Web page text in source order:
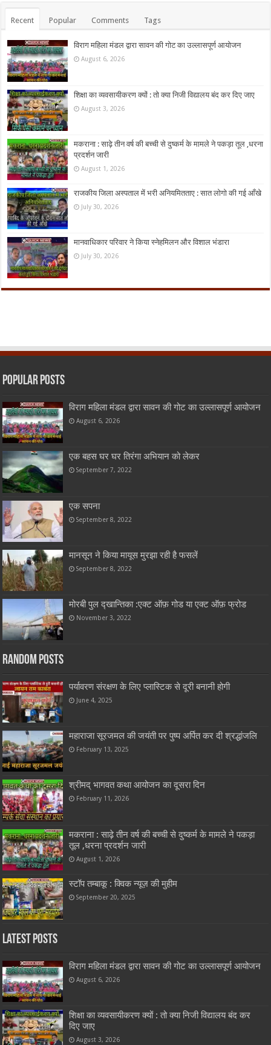
Recent Popular Comments Tags
विराग महिला मंडल द्वारा सावन की गोट का उल्लासपूर्ण आयोजन
August 6, 2026
शिक्षा का व्यवसायीकरण क्यों : तो क्या निजी विद्यालय बंद कर दिए जाए
August 3, 2026
मकराना : साढ़े तीन वर्ष की बच्ची से दुष्कर्म के मामले ने पकड़ा तूल ,धरना
प्रदर्शन जारी
August 1, 2026
राजकीय जिला अस्पताल में भरी अनियमितताए : सात लोगो की गई आँखे
July 30, 2026
मानवाधिकार परिवार ने किया स्नेहमिलन और विशाल भंडारा
July 30, 2026
Popular Posts
विराग महिला मंडल द्वारा सावन की गोट का उल्लासपूर्ण आयोजन
August 6, 2026
एक बहस घर घर तिरंगा अभियान को लेकर
September 7, 2022
एक सपना
September 8, 2022
मानसून ने किया मायूस मुरझा रही है फसलें
September 8, 2022
मोरबी पुल द्खान्तिका :एक्ट ऑफ़ गोड या एक्ट ऑफ़ फ्रोड
November 3, 2022
Random Posts
पर्यावरण संरक्षण के लिए प्लास्टिक से दूरी बनानी होगी
June 4, 2025
महाराजा सूरजमल की जयंती पर पुष्प अर्पित कर दी श्रद्धांजलि
February 13, 2025
श्रीमद् भागवत कथा आयोजन का दूसरा दिन
February 11, 2026
मकराना : साढ़े तीन वर्ष की बच्ची से दुष्कर्म के मामले ने पकड़ा
तूल ,धरना प्रदर्शन जारी
August 1, 2026
स्टॉप तम्बाकू : क्विक न्यूज़ की मुहीम
September 20, 2025
Latest Posts
विराग महिला मंडल द्वारा सावन की गोट का उल्लासपूर्ण आयोजन
August 6, 2026
शिक्षा का व्यवसायीकरण क्यों : तो क्या निजी विद्यालय बंद कर
दिए जाए
August 3, 2026